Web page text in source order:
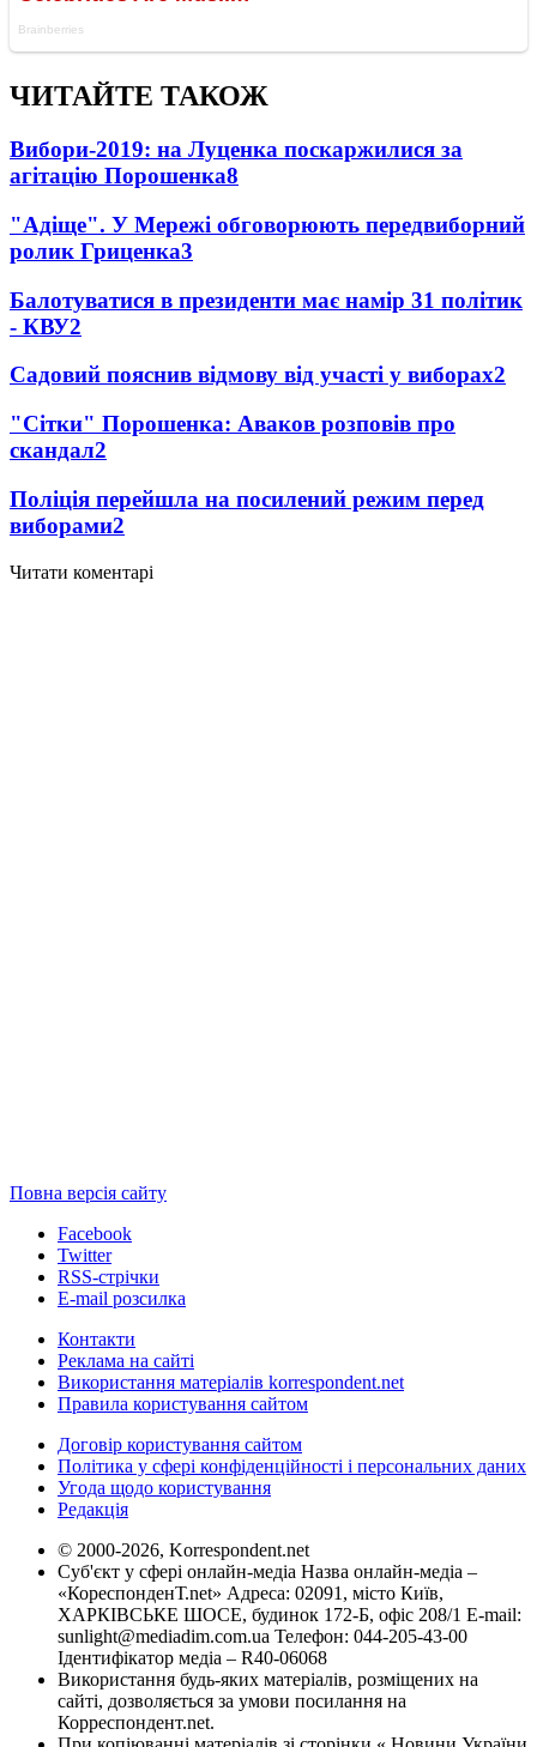
ЧИТАЙТЕ ТАКОЖ
Вибори-2019: на Луценка поскаржилися за
агітацію Порошенка8
"Адіще". У Мережі обговорюють передвиборний
ролик Гриценка3
Балотуватися в президенти має намір 31 політик
- КВУ2
Садовий пояснив відмову від участі у виборах2
"Сітки" Порошенка: Аваков розповів про
скандал2
Поліція перейшла на посилений режим перед
виборами2
Читати коментарі
Повна версія сайту
Facebook
Twitter
RSS-стрічки
E-mail розсилка
Контакти
Реклама на сайті
Використання матеріалів korrespondent.net
Правила користування сайтом
Договір користування сайтом
Політика у сфері конфіденційності і персональних даних
Угода щодо користування
Редакція
© 2000-2026, Korrespondent.net
Суб'єкт у сфері онлайн-медіа Назва онлайн-медіа –
«КореспонденТ.net» Адреса: 02091, місто Київ,
ХАРКІВСЬКЕ ШОСЕ, будинок 172-Б, офіс 208/1 E-mail:
sunlight@mediadim.com.ua Телефон: 044-205-43-00
Ідентифікатор медіа – R40-06068
Використання будь-яких матеріалів, розміщених на
сайті, дозволяється за умови посилання на
Корреспондент.net.